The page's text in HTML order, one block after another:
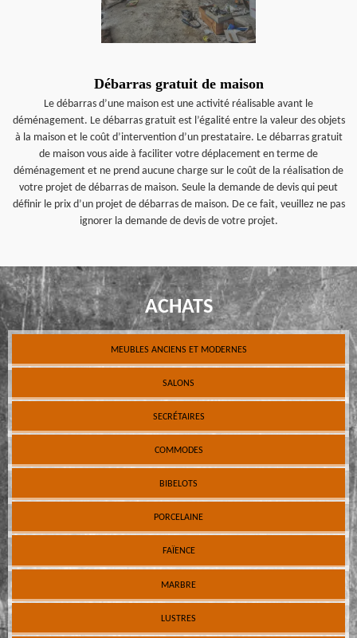
Débarras gratuit de maison
Le débarras d’une maison est une activité réalisable avant le
déménagement. Le débarras gratuit est l’égalité entre la valeur des objets
à la maison et le coût d’intervention d’un prestataire. Le débarras gratuit
de maison vous aide à faciliter votre déplacement en terme de
déménagement et ne prend aucune charge sur le coût de la réalisation de
votre projet de débarras de maison. Seule la demande de devis qui peut
définir le prix d’un projet de débarras de maison. De ce fait, veuillez ne pas
ignorer la demande de devis de votre projet.
ACHATS
MEUBLES ANCIENS ET MODERNES
SALONS
SECRÉTAIRES
COMMODES
BIBELOTS
PORCELAINE
FAÏENCE
MARBRE
LUSTRES